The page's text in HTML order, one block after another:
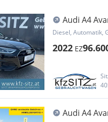
Audi A4
Diesel, Automatik,
2022 EZ
Audi A4